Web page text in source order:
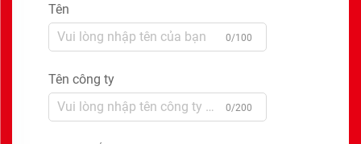
Tên
0/100
Tên công ty
0/200